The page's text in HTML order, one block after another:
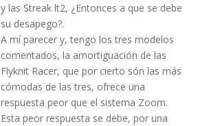
y las Streak lt2, ¿Entonces a que se debe
su desapego?.
A mí parecer y, tengo los tres modelos
comentados, la amortiguación de las
Flyknit Racer, que por cierto són las más
cómodas de las tres, ofrece una
respuesta peor que el sistema Zoom.
Esta peor respuesta se debe, por una